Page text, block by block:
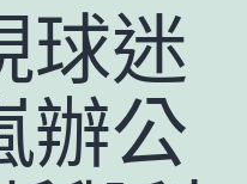
球迷
辦公